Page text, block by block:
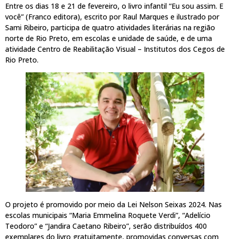
Entre os dias 18 e 21 de fevereiro, o livro infantil “Eu sou assim. E
você” (Franco editora), escrito por Raul Marques e ilustrado por
Sami Ribeiro, participa de quatro atividades literárias na região
norte de Rio Preto, em escolas e unidade de saúde, e de uma
atividade Centro de Reabilitação Visual – Institutos dos Cegos de
Rio Preto.
O projeto é promovido por meio da Lei Nelson Seixas 2024. Nas
escolas municipais “Maria Emmelina Roquete Verdi”, “Adelício
Teodoro” e “Jandira Caetano Ribeiro”, serão distribuídos 400
exemplares do livro gratuitamente, promovidas conversas com